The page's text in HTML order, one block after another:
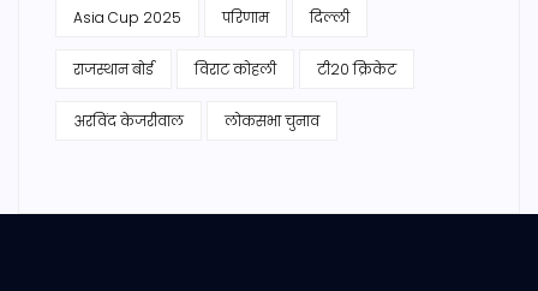
Asia Cup 2025 परिणाम दिल्ली
राजस्थान बोर्ड विराट कोहली टी20 क्रिकेट
अरविंद केजरीवाल लोकसभा चुनाव